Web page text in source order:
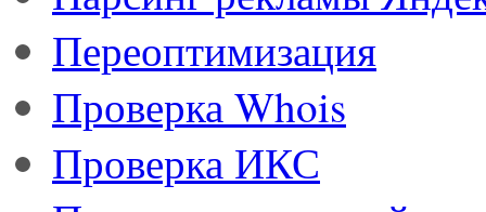
Переоптимизация
Проверка Whois
Проверка ИКС